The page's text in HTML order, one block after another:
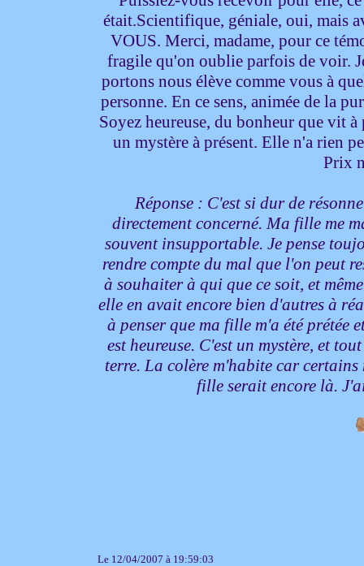
était.Scientifique, géniale, oui, mais
VOUS. Merci, madame, pour ce
fragile qu'on oublie parfois de voir.
portons nous élève comme vous à
personne. En ce sens, animée de la
Soyez heureuse, du bonheur que vit
un mystère à présent. Elle n'a rien
Prix
Réponse : C'est si dur de
directement concerné. Ma fille me
souvent insupportable. Je pense
rendre compte du mal que l'on peut
à souhaiter à qui que ce soit, et
elle en avait encore bien d'autres à
à penser que ma fille m'a été prétée
est heureuse. C'est un mystère, et
terre. La colère m'habite car
fille serait encore là.
Le 12/04/2007 à 19:59:03